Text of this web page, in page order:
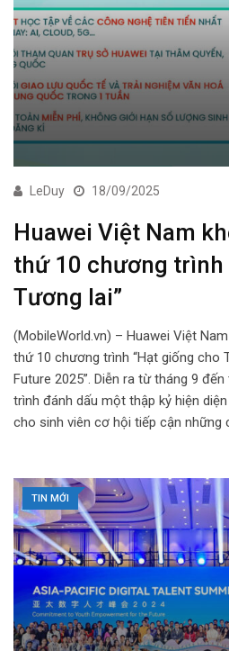
LeDuy 18/09/2025
Huawei Việt Nam
thứ 10 chương trình
Tương lai”
(MobileWorld.vn) – Huawei Việt
thứ 10 chương trình “Hạt giống cho
Future 2025”. Diễn ra từ tháng 9
trình đánh dấu một thập kỷ hiện
cho sinh viên cơ hội tiếp cận những
TIN MỚI